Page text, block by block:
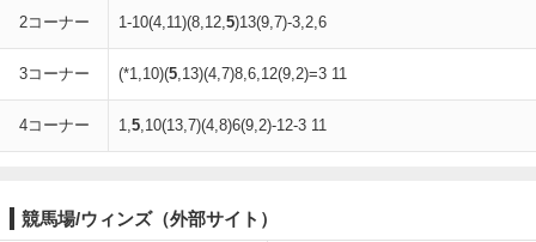
2コーナー 1-10(4,11)(8,12,5)13(9,7)-3,2,6
3コーナー (*1,10)(5,13)(4,7)8,6,12(9,2)=3 11
4コーナー 1,5,10(13,7)(4,8)6(9,2)-12-3 11
競馬場/ウィンズ（外部サイト）